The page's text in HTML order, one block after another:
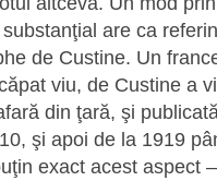
are ca
de Custine. Un
viu, de Custine a
din ţară, şi
şi apoi de la 1919
exact acest aspect